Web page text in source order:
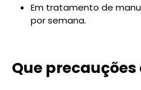
Em tratamento de
por semana.
Que precauções